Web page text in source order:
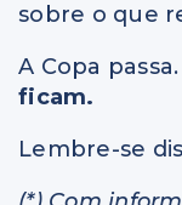
sobre o que
A Copa passa.
ficam.
Lembre-se